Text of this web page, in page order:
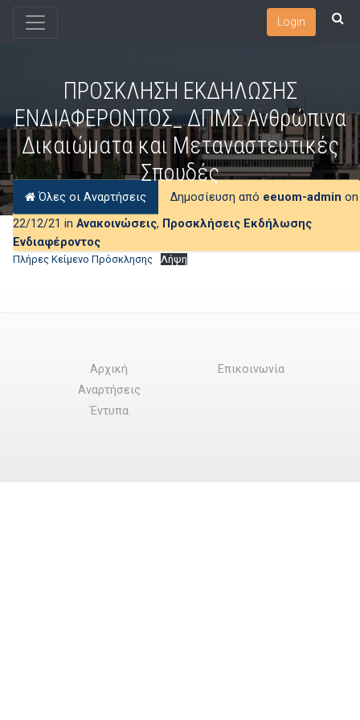
Login
ΠΡΟΣΚΛΗΣΗ ΕΚΔΗΛΩΣΗΣ
ΕΝΔΙΑΦΕΡΟΝΤΟΣ_ ΔΠΜΣ Ανθρώπινα
Δικαιώματα και Μεταναστευτικές
Σπουδές
Όλες οι Αναρτήσεις Δημοσίευση από eeuom-admin on
22/12/21 in Ανακοινώσεις, Προσκλήσεις Εκδήλωσης
Ενδιαφέροντος
Πλήρες Κείμενο Πρόσκλησης Λήψη
Αρχική
Αναρτήσεις
Έντυπα
Επικοινωνία